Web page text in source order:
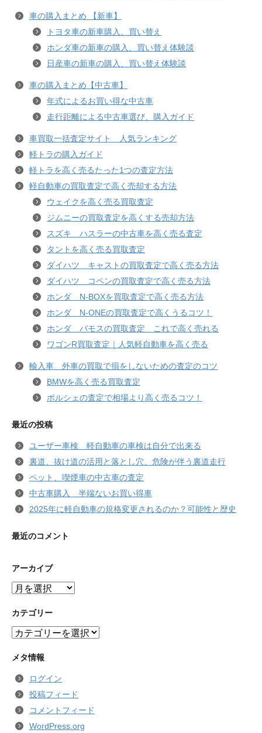
車の購入まとめ 【新車】
トヨタ車の新車購入、買い替え
ホンダ車の新車の購入、買い替え体験談
日産車の新車の購入、買い替え体験談
車の購入まとめ【中古車】
年式によるお買い得な中古車
走行距離による中古車選び、購入ガイド
車買取一括査定サイト 人気ランキング
軽トラの購入ガイド
軽トラを高く売るたった1つの査定方法
軽自動車の買取査定で高く売却する方法
ウェイクを高く売る買取査定
ジムニーの買取査定を高くする売却方法
スズキ ハスラーの中古車を高く売る査定
タントを高く売る買取査定
ダイハツ キャストの買取査定で高く売る方法
ダイハツ コペンの買取査定で高く売る方法
ホンダ N-BOXを買取査定で高く売る方法
ホンダ N-ONEの買取査定で高くうるコツ！
ホンダ バモスの買取査定 これで高く売れる
ワゴンR買取査定｜人気軽自動車を高く売る
輸入車 外車の買取で損をしないための査定のコツ
BMWを高く売る買取査定
ポルシェの査定で相場より高く売るコツ！
最近の投稿
ユーザー車検 軽自動車の車検は自分で出来る
裏道、抜け道の活用と落とし穴、危険が伴う裏道走行
ペット、喫煙車の中古車の査定
中古車購入 半端ないお買い得車
2025年に軽自動車の規格変更されるのか？可能性と歴史
最近のコメント
アーカイブ
ア
カ
ブ
カテゴリー
カ
ゴ
ー
メタ情報
ログイン
投稿フィード
コメントフィード
WordPress.org